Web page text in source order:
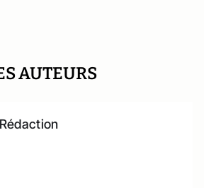
AUTEURS